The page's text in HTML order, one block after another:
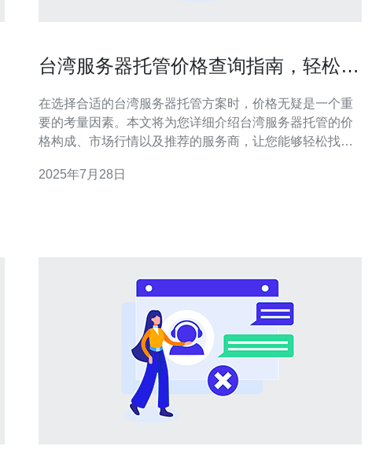
台湾服务器托管价格查询指南，轻松找
在选择合适的台湾服务器托管方案时，价格无疑是一个重
要的考量因素。本文将为您详细介绍台湾服务器托管的价
格构成、市场行情以及推荐的服务商，让您能够轻松找到
响因素 在台湾，服务器托管价格受到多个因素的影响，包
2025年7月28日